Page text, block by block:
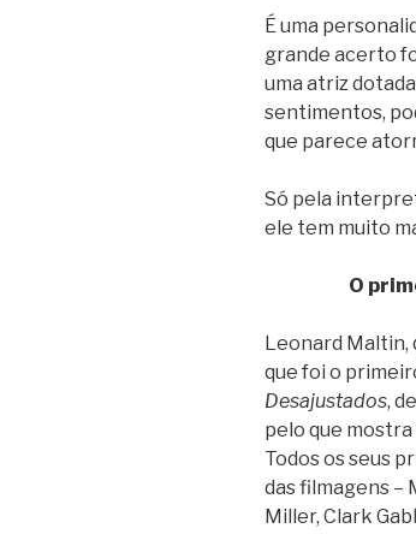
É uma
grande acerto
uma atriz
sentimentos,
que parece
Só pela
ele tem muito
O
Leonard Maltin,
que foi o
Desajustados,
pelo que
Todos os seus
das filmagens –
Miller, Clark